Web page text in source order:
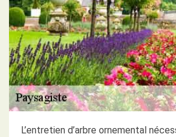
L’entretien d’arbre ornemental